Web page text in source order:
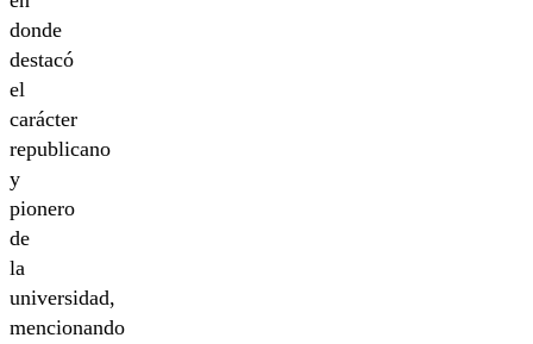
donde
destacó
el
carácter
republicano
y
pionero
de
la
universidad,
mencionando